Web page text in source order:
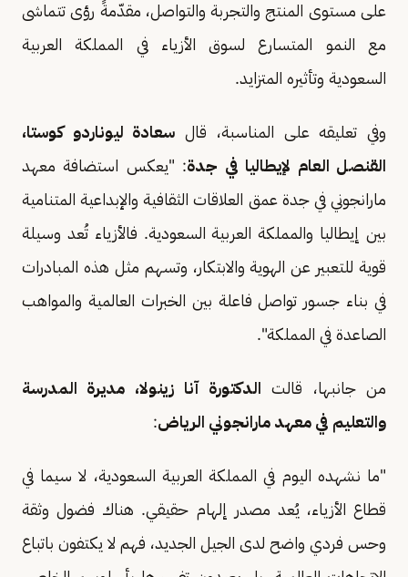
على مستوى المنتج والتجربة والتواصل، مقدّمةً رؤى تتماشى
مع النمو المتسارع لسوق الأزياء في المملكة العربية
السعودية وتأثيره المتزايد.
وفي تعليقه على المناسبة، قال سعادة ليوناردو كوستا،
القنصل العام لإيطاليا في جدة: "يعكس استضافة معهد
مارانجوني في جدة عمق العلاقات الثقافية والإبداعية المتنامية
بين إيطاليا والمملكة العربية السعودية. فالأزياء تُعد وسيلة
قوية للتعبير عن الهوية والابتكار، وتسهم مثل هذه المبادرات
في بناء جسور تواصل فاعلة بين الخبرات العالمية والمواهب
الصاعدة في المملكة".
من جانبها، قالت الدكتورة آنا زينولا، مديرة المدرسة
والتعليم في معهد مارانجوني الرياض:
"ما نشهده اليوم في المملكة العربية السعودية، لا سيما في
قطاع الأزياء، يُعد مصدر إلهام حقيقي. هناك فضول وثقة
وحس فردي واضح لدى الجيل الجديد، فهم لا يكتفون باتباع